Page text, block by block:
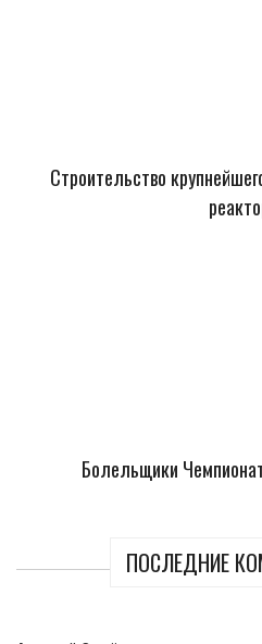
Строительство
Болельщики
ПОСЛЕДНИЕ